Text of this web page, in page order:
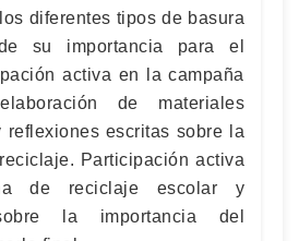
diferentes tipos de basura
su importancia para el
activa en la campaña
de materiales
reflexiones escritas sobre la
Participación activa
de reciclaje escolar y
la importancia del